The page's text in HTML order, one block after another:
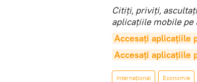
Citiţi, priviţi,
aplicaţiile mobile pe
Accesaţi aplicaţiile
Accesaţi aplicaţiile
Internaţional Economie